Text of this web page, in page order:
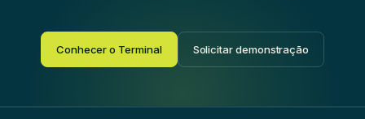
Conhecer o Terminal Solicitar demonstração